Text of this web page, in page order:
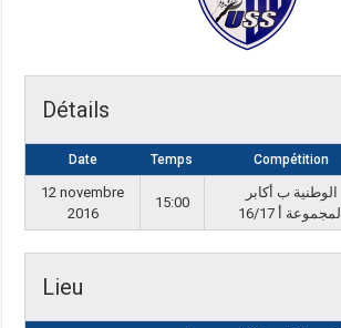
Détails
Date Temps Compétition
12 novembre
2016
15:00
الوطنية ب أكابر
المجموعة أ 16/17
Lieu